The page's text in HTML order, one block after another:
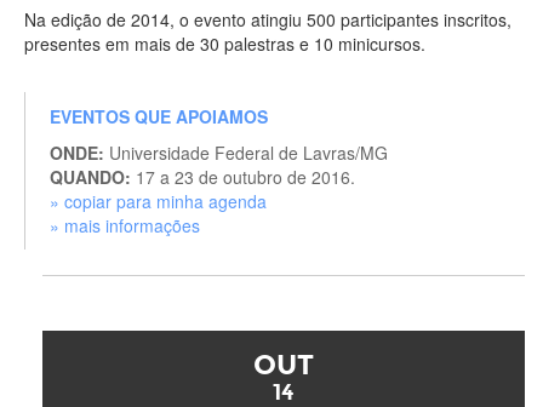
Na edição de 2014, o evento atingiu 500 participantes inscritos,
presentes em mais de 30 palestras e 10 minicursos.
EVENTOS QUE APOIAMOS
ONDE: Universidade Federal de Lavras/MG
QUANDO: 17 a 23 de outubro de 2016.
» copiar para minha agenda
» mais informações
OUT
14